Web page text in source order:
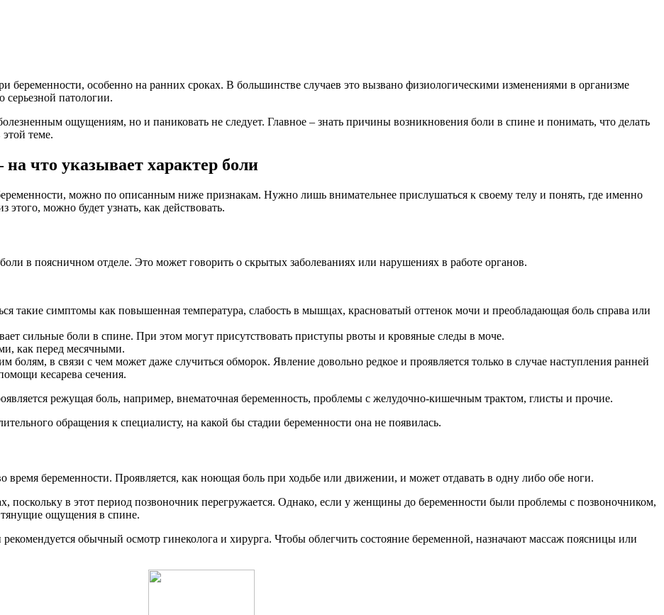
особенно на ранних сроках. В большинстве случаев это вызвано физиологическими изменениями в организме
патологии.
ощущениям, но и паниковать не следует. Главное – знать причины возникновения боли в спине и понимать, что делать
теме.
что указывает характер боли
можно по описанным ниже признакам. Нужно лишь внимательнее прислушаться к своему телу и понять, где именно
этого, можно будет узнать, как действовать.
в поясничном отделе. Это может говорить о скрытых заболеваниях или нарушениях в работе органов.
такие симптомы как повышенная температура, слабость в мышцах, красноватый оттенок мочи и преобладающая боль справа или
сильные боли в спине. При этом могут присутствовать приступы рвоты и кровяные следы в моче.
как перед месячными.
болям, в связи с чем может даже случиться обморок. Явление довольно редкое и проявляется только в случае наступления ранней
кесарева сечения.
режущая боль, например, внематочная беременность, проблемы с желудочно-кишечным трактом, глисты и прочие.
обращения к специалисту, на какой бы стадии беременности она не появилась.
беременности. Проявляется, как ноющая боль при ходьбе или движении, и может отдавать в одну либо обе ноги.
поскольку в этот период позвоночник перегружается. Однако, если у женщины до беременности были проблемы с позвоночником,
тянущие ощущения в спине.
обычный осмотр гинеколога и хирурга. Чтобы облегчить состояние беременной, назначают массаж поясницы или